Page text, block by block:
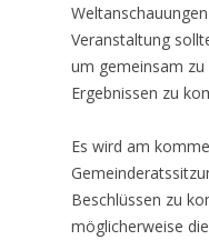
Veranstaltung
um gemeinsam zu
Ergebnissen zu
Es wird am
Beschlüssen zu
möglicherweise